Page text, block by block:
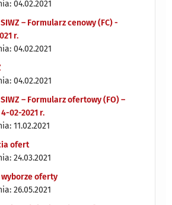
04.02.2021
– Formularz cenowy (FC) -
r.
04.02.2021
04.02.2021
– Formularz ofertowy (FO) –
02-2021 r.
11.02.2021
ofert
24.03.2021
oferty
26.05.2021